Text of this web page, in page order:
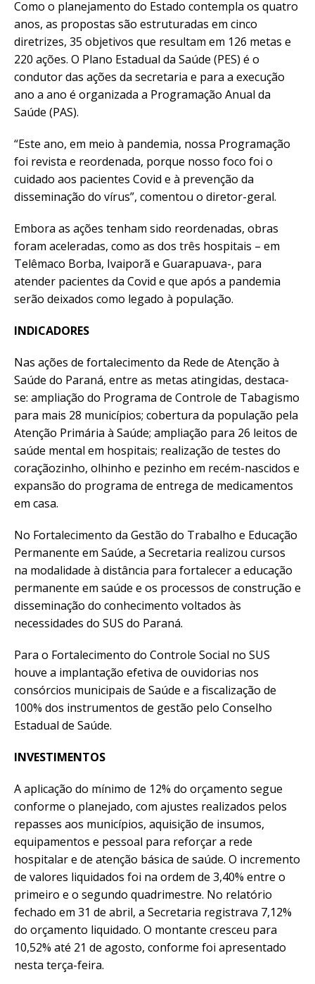
Como o planejamento do Estado contempla os quatro
anos, as propostas são estruturadas em cinco
diretrizes, 35 objetivos que resultam em 126 metas e
220 ações. O Plano Estadual da Saúde (PES) é o
condutor das ações da secretaria e para a execução
ano a ano é organizada a Programação Anual da
Saúde (PAS).
“Este ano, em meio à pandemia, nossa Programação
foi revista e reordenada, porque nosso foco foi o
cuidado aos pacientes Covid e à prevenção da
disseminação do vírus”, comentou o diretor-geral.
Embora as ações tenham sido reordenadas, obras
foram aceleradas, como as dos três hospitais – em
Telêmaco Borba, Ivaiporã e Guarapuava-, para
atender pacientes da Covid e que após a pandemia
serão deixados como legado à população.
INDICADORES
Nas ações de fortalecimento da Rede de Atenção à
Saúde do Paraná, entre as metas atingidas, destaca-
se: ampliação do Programa de Controle de Tabagismo
para mais 28 municípios; cobertura da população pela
Atenção Primária à Saúde; ampliação para 26 leitos de
saúde mental em hospitais; realização de testes do
coraçãozinho, olhinho e pezinho em recém-nascidos e
expansão do programa de entrega de medicamentos
em casa.
No Fortalecimento da Gestão do Trabalho e Educação
Permanente em Saúde, a Secretaria realizou cursos
na modalidade à distância para fortalecer a educação
permanente em saúde e os processos de construção e
disseminação do conhecimento voltados às
necessidades do SUS do Paraná.
Para o Fortalecimento do Controle Social no SUS
houve a implantação efetiva de ouvidorias nos
consórcios municipais de Saúde e a fiscalização de
100% dos instrumentos de gestão pelo Conselho
Estadual de Saúde.
INVESTIMENTOS
A aplicação do mínimo de 12% do orçamento segue
conforme o planejado, com ajustes realizados pelos
repasses aos municípios, aquisição de insumos,
equipamentos e pessoal para reforçar a rede
hospitalar e de atenção básica de saúde. O incremento
de valores liquidados foi na ordem de 3,40% entre o
primeiro e o segundo quadrimestre. No relatório
fechado em 31 de abril, a Secretaria registrava 7,12%
do orçamento liquidado. O montante cresceu para
10,52% até 21 de agosto, conforme foi apresentado
nesta terça-feira.